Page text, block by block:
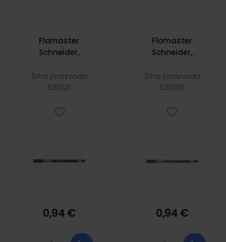
Flomaster
Schneider,
0,4 mm, ljubičasti
Šifra proizvoda
521521
0,94 €
Flomaster
Schneider,
0,4 mm,
maslinasto zeleni
Šifra proizvoda
521506
0,94 €